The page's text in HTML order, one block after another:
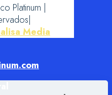
Platinum |
Media